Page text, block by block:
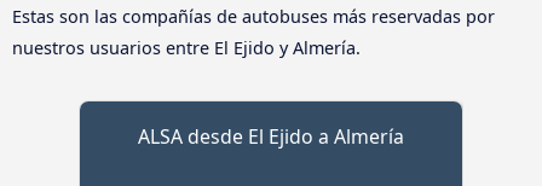
Estas son las compañías de autobuses más reservadas por
nuestros usuarios entre El Ejido y Almería.
ALSA desde El Ejido a Almería